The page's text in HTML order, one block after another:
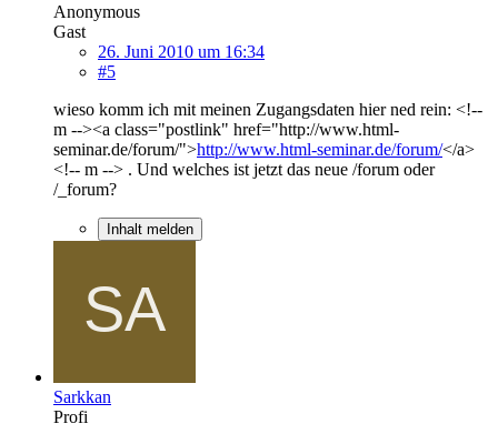
Anonymous
Gast
26. Juni 2010 um 16:34
#5
wieso komm ich mit meinen Zugangsdaten hier ned rein: <!--
m --><a class="postlink" href="http://www.html-
seminar.de/forum/">http://www.html-seminar.de/forum/</a>
<!-- m --> . Und welches ist jetzt das neue /forum oder
/_forum?
Inhalt melden
Sarkkan
Profi